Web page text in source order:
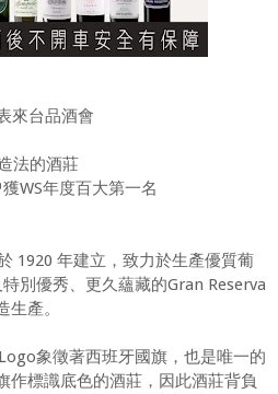
來台品酒會
法的酒莊
WS年度百大第一名
1920 年建立，致力於生產優質葡
別優秀、更久蘊藏的Gran Reserva
產。
象徵著西班牙國旗，也是唯一的
作標識底色的酒莊，因此酒莊背負